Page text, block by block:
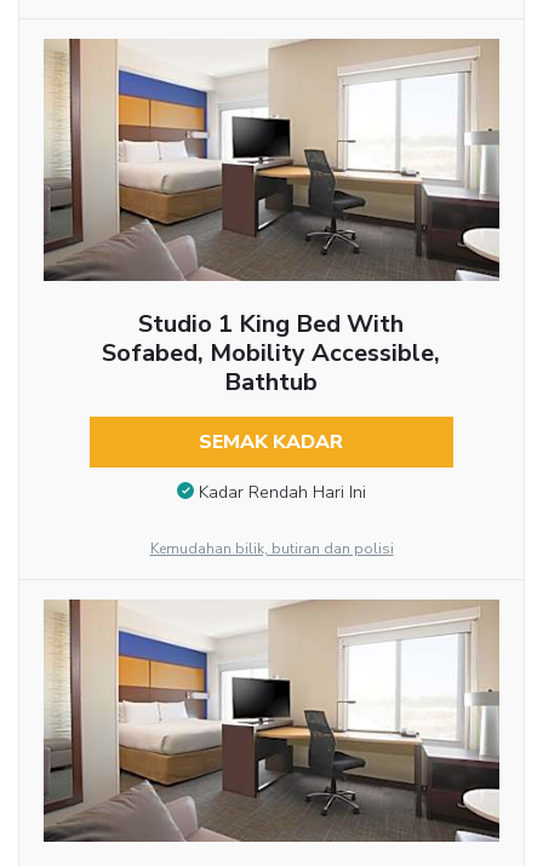
Studio 1 King Bed With
Sofabed, Mobility Accessible,
Bathtub
SEMAK KADAR
Kadar Rendah Hari Ini
Kemudahan bilik, butiran dan polisi